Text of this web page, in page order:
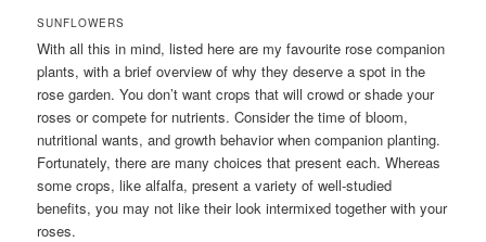
SUNFLOWERS
With all this in mind, listed here are my favourite rose companion
plants, with a brief overview of why they deserve a spot in the
rose garden. You don’t want crops that will crowd or shade your
roses or compete for nutrients. Consider the time of bloom,
nutritional wants, and growth behavior when companion planting.
Fortunately, there are many choices that present each. Whereas
some crops, like alfalfa, present a variety of well-studied
benefits, you may not like their look intermixed together with your
roses.